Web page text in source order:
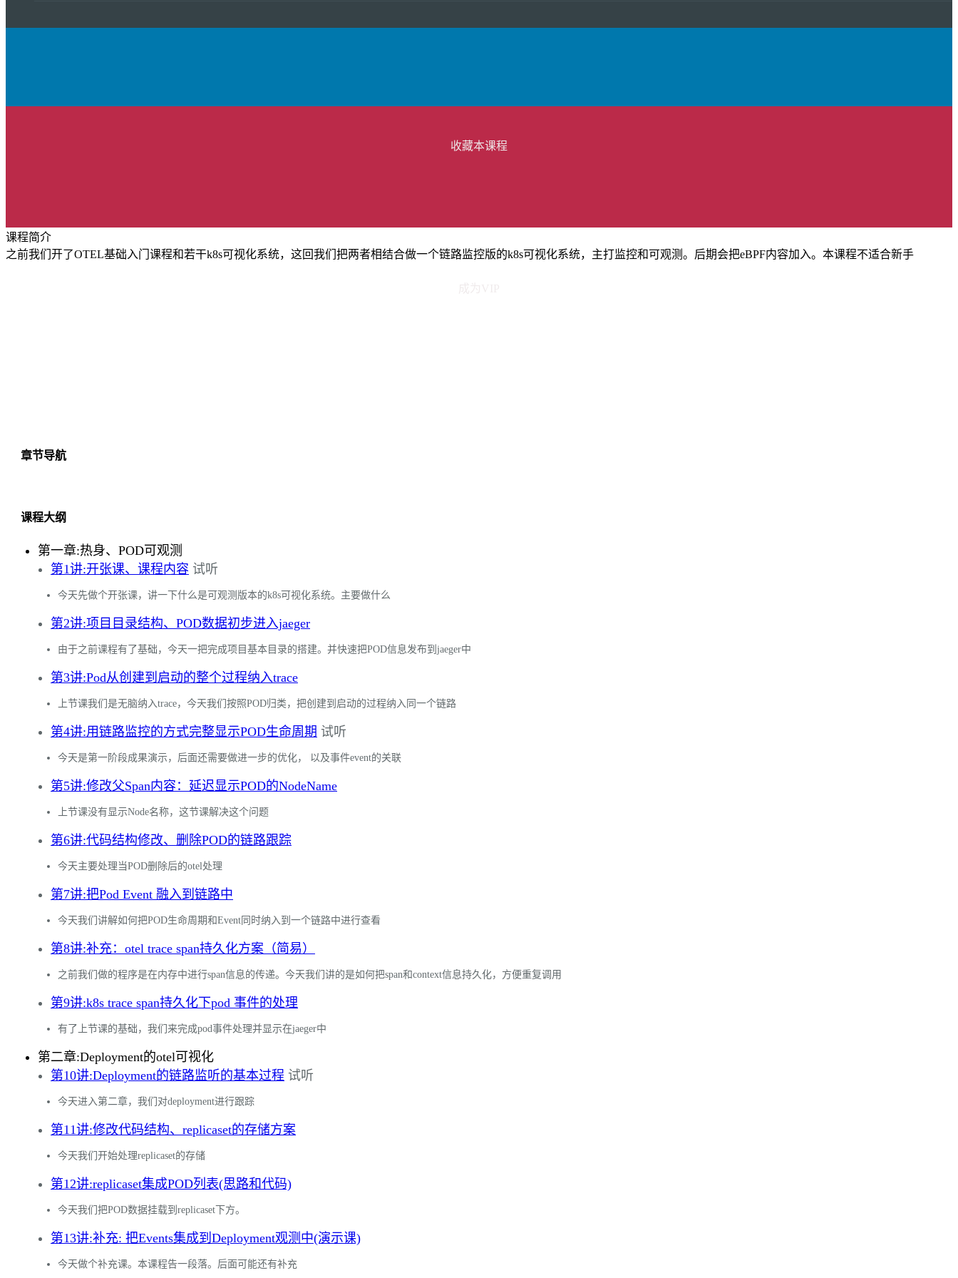
收藏本课程
课程简介
之前我们开了OTEL基础入门课程和若干k8s可视化系统，这回我们把两者相结合做一个链路监控版的k8s可视化系统，主打监控和可观测。后期会把eBPF内容加入。本课程不适合新手
章节导航
课程大纲
第一章:热身、POD可观测
第1讲:开张课、课程内容 试听
今天先做个开张课，讲一下什么是可观测版本的k8s可视化系统。主要做什么
第2讲:项目目录结构、POD数据初步进入jaeger
由于之前课程有了基础，今天一把完成项目基本目录的搭建。并快速把POD信息发布到jaeger中
第3讲:Pod从创建到启动的整个过程纳入trace
上节课我们是无脑纳入trace，今天我们按照POD归类，把创建到启动的过程纳入同一个链路
第4讲:用链路监控的方式完整显示POD生命周期 试听
今天是第一阶段成果演示，后面还需要做进一步的优化， 以及事件event的关联
第5讲:修改父Span内容：延迟显示POD的NodeName
上节课没有显示Node名称，这节课解决这个问题
第6讲:代码结构修改、删除POD的链路跟踪
今天主要处理当POD删除后的otel处理
第7讲:把Pod Event 融入到链路中
今天我们讲解如何把POD生命周期和Event同时纳入到一个链路中进行查看
第8讲:补充：otel trace span持久化方案（简易）
之前我们做的程序是在内存中进行span信息的传递。今天我们讲的是如何把span和context信息持久化，方便重复调用
第9讲:k8s trace span持久化下pod 事件的处理
有了上节课的基础，我们来完成pod事件处理并显示在jaeger中
第二章:Deployment的otel可视化
第10讲:Deployment的链路监听的基本过程 试听
今天进入第二章，我们对deployment进行跟踪
第11讲:修改代码结构、replicaset的存储方案
今天我们开始处理replicaset的存储
第12讲:replicaset集成POD列表(思路和代码)
今天我们把POD数据挂载到replicaset下方。
第13讲:补充: 把Events集成到Deployment观测中(演示课)
今天做个补充课。本课程告一段落。后面可能还有补充